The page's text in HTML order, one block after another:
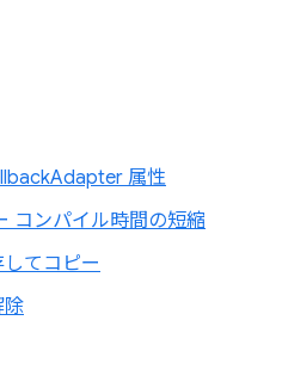
属性
コンパイル時間の短縮
てコピー
除